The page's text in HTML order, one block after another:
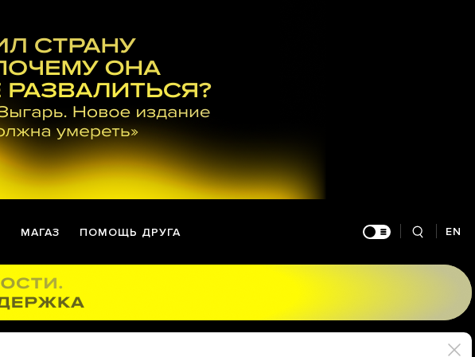
МАГАЗ ПОМОЩЬ ДРУГА EN